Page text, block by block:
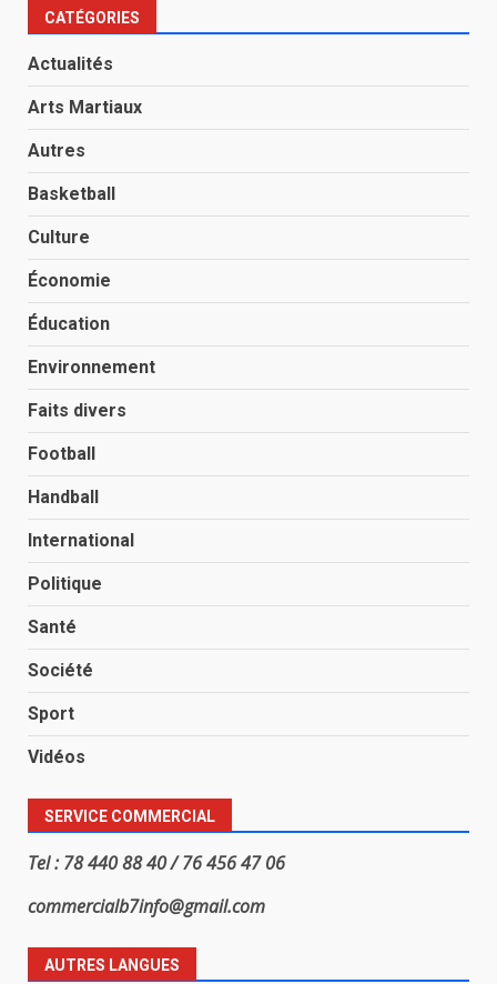
CATÉGORIES
Actualités
Arts Martiaux
Autres
Basketball
Culture
Économie
Éducation
Environnement
Faits divers
Football
Handball
International
Politique
Santé
Société
Sport
Vidéos
SERVICE COMMERCIAL
Tel : 78 440 88 40 / 76 456 47 06
commercialb7info@gmail.com
AUTRES LANGUES